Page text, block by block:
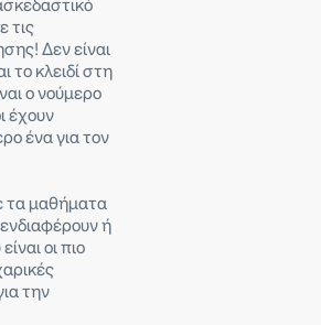
τις
Δεν είναι
το κλειδί στη
ο νούμερο
έχουν
ένα για τον
τα μαθήματα
ή
οι πιο
την